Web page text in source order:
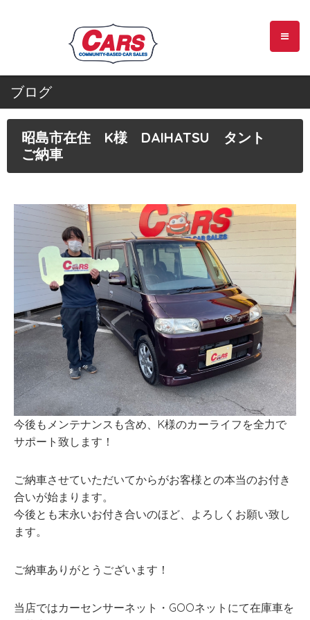
ブログ
昭島市在住 K様 DAIHATSU タント
ご納車
今後もメンテナンスも含め、K様のカーライフを全力で
サポート致します！
ご納車させていただいてからがお客様との本当のお付き
合いが始まります。
今後とも末永いお付き合いのほど、よろしくお願い致し
ます。
ご納車ありがとうございます！
当店ではカーセンサーネット・GOOネットにて在庫車を